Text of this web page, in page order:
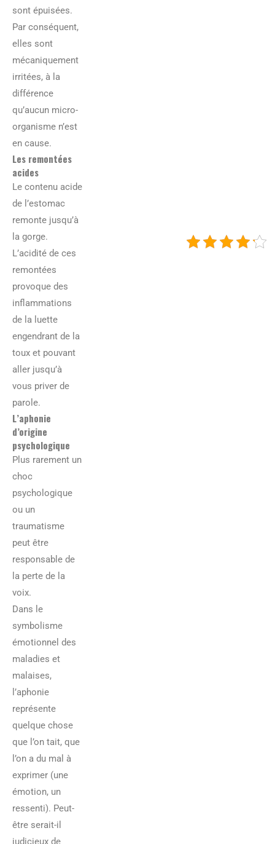
sont épuisées.
Par conséquent,
elles sont
mécaniquement
irritées, à la
différence
qu’aucun micro-
organisme n’est
en cause.
Les remontées
acides
Le contenu acide
de l’estomac
remonte jusqu’à
la gorge.
L’acidité de ces
remontées
provoque des
inflammations
de la luette
engendrant de la
toux et pouvant
aller jusqu’à
vous priver de
parole.
L’aphonie
d’origine
psychologique
Plus rarement un
choc
psychologique
ou un
traumatisme
peut être
responsable de
la perte de la
voix.
Dans le
symbolisme
émotionnel des
maladies et
malaises,
l’aphonie
représente
quelque chose
que l’on tait, que
l’on a du mal à
exprimer (une
émotion, un
ressenti). Peut-
être serait-il
judicieux de